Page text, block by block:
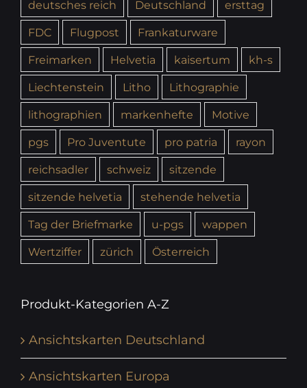
deutsches reich
Deutschland
ersttag
FDC
Flugpost
Frankaturware
Freimarken
Helvetia kaisertum
kh-s
Liechtenstein
Litho
Lithographie
lithographien
markenhefte
Motive
pgs
Pro Juventute pro patria
rayon
reichsadler
schweiz
sitzende
sitzende helvetia
stehende helvetia
Tag der Briefmarke
u-pgs
wappen
Wertziffer
zürich Österreich
Produkt-Kategorien A-Z
Ansichtskarten Deutschland
Ansichtskarten Europa